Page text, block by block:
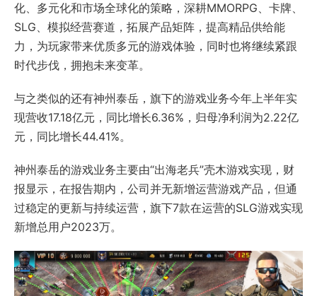
化、多元化和市场全球化的策略，深耕MMORPG、卡牌、
SLG、模拟经营赛道，拓展产品矩阵，提高精品供给能
力，为玩家带来优质多元的游戏体验，同时也将继续紧跟
时代步伐，拥抱未来变革。
与之类似的还有神州泰岳，旗下的游戏业务今年上半年实
现营收17.18亿元，同比增长6.36%，归母净利润为2.22亿
元，同比增长44.41%。
神州泰岳的游戏业务主要由“出海老兵”壳木游戏实现，财
报显示，在报告期内，公司并无新增运营游戏产品，但通
过稳定的更新与持续运营，旗下7款在运营的SLG游戏实现
新增总用户2023万。